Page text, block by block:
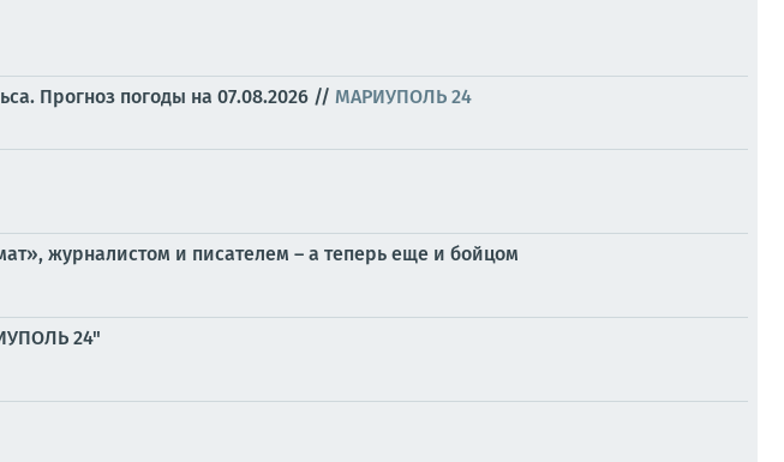
Прогноз погоды на 07.08.2026 // МАРИУПОЛЬ 24
журналистом и писателем – а теперь еще и бойцом
24"